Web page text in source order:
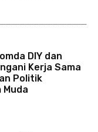
DIY dan
Kerja Sama
Politik